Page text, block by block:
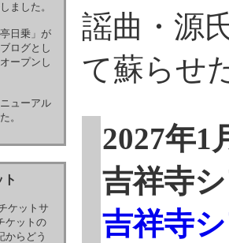
謡曲・源
て蘇らせ
2027年1
吉祥寺
吉祥寺
ました。
日乗」が
ログとし
ープンし
ューアル
。
ケットサ
ケットの
からどう